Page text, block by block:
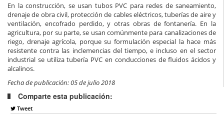
En la construcción, se usan tubos PVC para redes de saneamiento,
drenaje de obra civil, protección de cables eléctricos, tuberías de aire y
ventilación, encofrado perdido, y otras obras de fontanería. En la
agricultura, por su parte, se usan comúnmente para canalizaciones de
riego, drenaje agrícola, porque su formulación especial la hace más
resistente contra las inclemencias del tiempo, e incluso en el sector
industrial se utiliza tubería PVC en conducciones de fluidos ácidos y
alcalinos.
Fecha de publicación: 05 de julio 2018
Comparte esta publicación:
Tweet